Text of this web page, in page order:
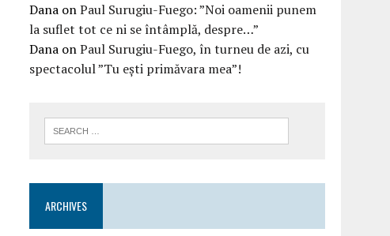
Dana onPaul Surugiu-Fuego: ”Noi oamenii punem
la suflet tot ce ni se întâmplă, despre…”
Dana onPaul Surugiu-Fuego, în turneu de azi, cu
spectacolul ”Tu ești primăvara mea”!
ARCHIVES